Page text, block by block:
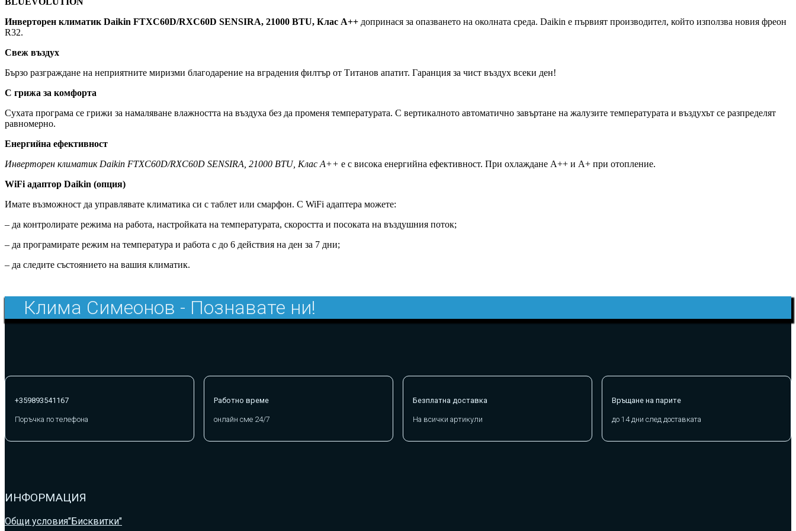
Инверторен климатик Daikin FTXC60D/RXC60D SENSIRA, 21000 BTU, Клас A++ допринася за опазването на околната среда. Daikin е първият производител, който използва новия фреон
R32.
Свеж въздух
Бързо разграждане на неприятните миризми благодарение на вградения филтър от Титанов апатит. Гаранция за чист въздух всеки ден!
С грижа за комфорта
Сухата програма се грижи за намаляване влажността на въздуха без да променя температурата. С вертикалното автоматично завъртане на жалузите температурата и въздухът се разпределят
равномерно.
Енергийна ефективност
Инверторен климатик Daikin FTXC60D/RXC60D SENSIRA, 21000 BTU, Клас A++ е с висока енергийна ефективност. При охлаждане А++ и А+ при отопление.
WiFi адаптор Daikin (опция)
Имате възможност да управлявате климатика си с таблет или смарфон. С WiFi адаптера можете:
– да контролирате режима на работа, настройката на температурата, скоростта и посоката на въздушния поток;
– да програмирате режим на температура и работа с до 6 действия на ден за 7 дни;
– да следите състоянието на вашия климатик.
Клима Симеонов - Познавате ни!
+359893541167
Поръчка по телефона
Работно време
онлайн сме 24/7
Безплатна доставка
На всички артикули
Връщане на парите
до 14 дни след доставката
ИНФОРМАЦИЯ
Общи условия"Бисквитки"